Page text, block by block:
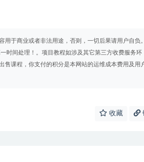
于商业或者非法用途，否则，一切后果请用户自负。
时间处理！。项目教程如涉及其它第三方收费服务环
售课程，你支付的积分是本网站的运维成本费用及用
收藏